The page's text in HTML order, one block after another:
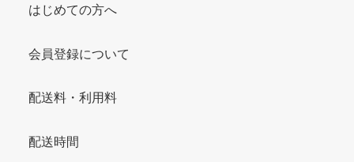
はじめての方へ
会員登録について
配送料・利用料
配送時間